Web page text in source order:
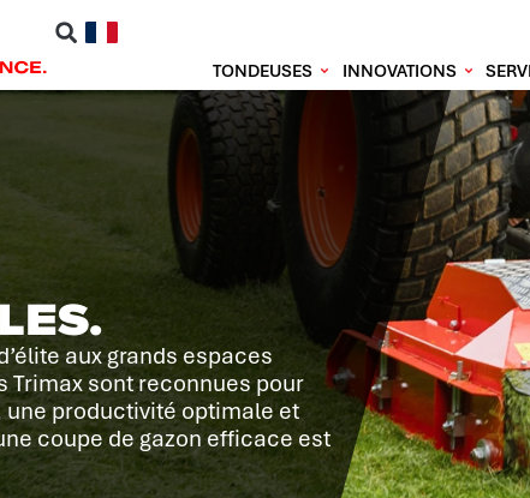
TONDEUSES INNOVATIONS
aux grands espaces
Trimax sont reconnues pour
productivité optimale et
coupe de gazon efficace est